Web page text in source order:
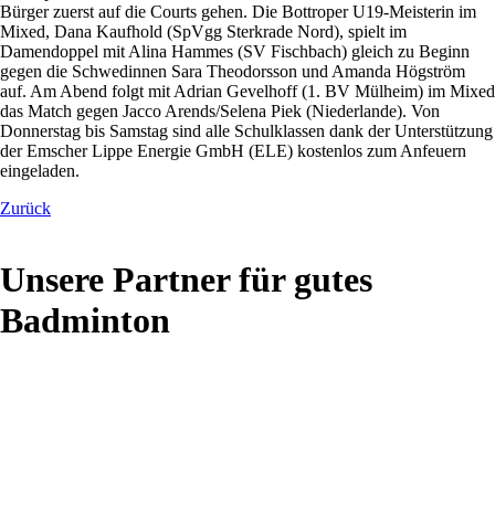
Bürger zuerst auf die Courts gehen. Die Bottroper U19-Meisterin im
Mixed, Dana Kaufhold (SpVgg Sterkrade Nord), spielt im
Damendoppel mit Alina Hammes (SV Fischbach) gleich zu Beginn
gegen die Schwedinnen Sara Theodorsson und Amanda Högström
auf. Am Abend folgt mit Adrian Gevelhoff (1. BV Mülheim) im Mixed
das Match gegen Jacco Arends/Selena Piek (Niederlande). Von
Donnerstag bis Samstag sind alle Schulklassen dank der Unterstützung
der Emscher Lippe Energie GmbH (ELE) kostenlos zum Anfeuern
eingeladen.
Zurück
Unsere Partner für gutes
Badminton